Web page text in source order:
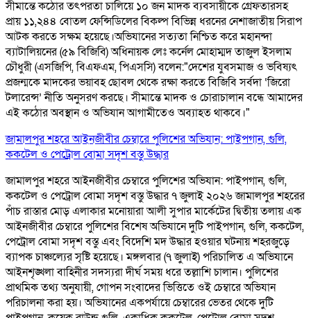
সীমান্তে কঠোর তৎপরতা চালিয়ে ১০ জন মাদক ব্যবসায়ীকে গ্রেফতারসহ
প্রায় ১১,২৪৪ বোতল ফেন্সিডিলের বিকল্প বিভিন্ন ধরনের নেশাজাতীয় সিরাপ
আটক করতে সক্ষম হয়েছে। ​ ​অভিযানের সত্যতা নিশ্চিত করে মহানন্দা
ব্যাটালিয়নের (৫৯ বিজিবি) অধিনায়ক লেঃ কর্নেল মোহাম্মদ তাজুল ইসলাম
চৌধুরী (এসজিপি, বিএফএম, পিএসসি) বলেন: ​"দেশের যুবসমাজ ও ভবিষ্যৎ
প্রজন্মকে মাদকের ভয়াবহ ছোবল থেকে রক্ষা করতে বিজিবি সর্বদা ‘জিরো
টলারেন্স’ নীতি অনুসরণ করছে। সীমান্তে মাদক ও চোরাচালান বন্ধে আমাদের
এই কঠোর অবস্থান ও অভিযান আগামীতেও অব্যাহত থাকবে।"
জামালপুর শহরে আইনজীবীর চেম্বারে পুলিশের অভিযান: পাইপগান, গুলি,
ককটেল ও পেট্রোল বোমা সদৃশ বস্তু উদ্ধার
জামালপুর শহরে আইনজীবীর চেম্বারে পুলিশের অভিযান: পাইপগান, গুলি,
ককটেল ও পেট্রোল বোমা সদৃশ বস্তু উদ্ধার ৭ জুলাই ২০২৬ জামালপুর শহরের
পাঁচ রাস্তার মোড় এলাকার মনোয়ারা আলী সুপার মার্কেটের দ্বিতীয় তলায় এক
আইনজীবীর চেম্বারে পুলিশের বিশেষ অভিযানে দুটি পাইপগান, গুলি, ককটেল,
পেট্রোল বোমা সদৃশ বস্তু এবং বিদেশি মদ উদ্ধার হওয়ার ঘটনায় শহরজুড়ে
ব্যাপক চাঞ্চল্যের সৃষ্টি হয়েছে। মঙ্গলবার (৭ জুলাই) পরিচালিত এ অভিযানে
আইনশৃঙ্খলা বাহিনীর সদস্যরা দীর্ঘ সময় ধরে তল্লাশি চালান। পুলিশের
প্রাথমিক তথ্য অনুযায়ী, গোপন সংবাদের ভিত্তিতে ওই চেম্বারে অভিযান
পরিচালনা করা হয়। অভিযানের একপর্যায়ে চেম্বারের ভেতর থেকে দুটি